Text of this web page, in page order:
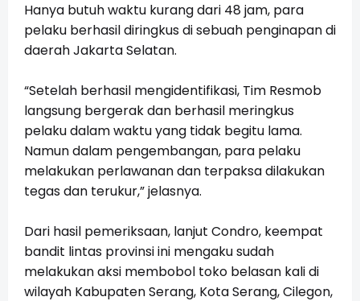
Hanya butuh waktu kurang dari 48 jam, para
pelaku berhasil diringkus di sebuah penginapan di
daerah Jakarta Selatan.
“Setelah berhasil mengidentifikasi, Tim Resmob
langsung bergerak dan berhasil meringkus
pelaku dalam waktu yang tidak begitu lama.
Namun dalam pengembangan, para pelaku
melakukan perlawanan dan terpaksa dilakukan
tegas dan terukur,” jelasnya.
Dari hasil pemeriksaan, lanjut Condro, keempat
bandit lintas provinsi ini mengaku sudah
melakukan aksi membobol toko belasan kali di
wilayah Kabupaten Serang, Kota Serang, Cilegon,